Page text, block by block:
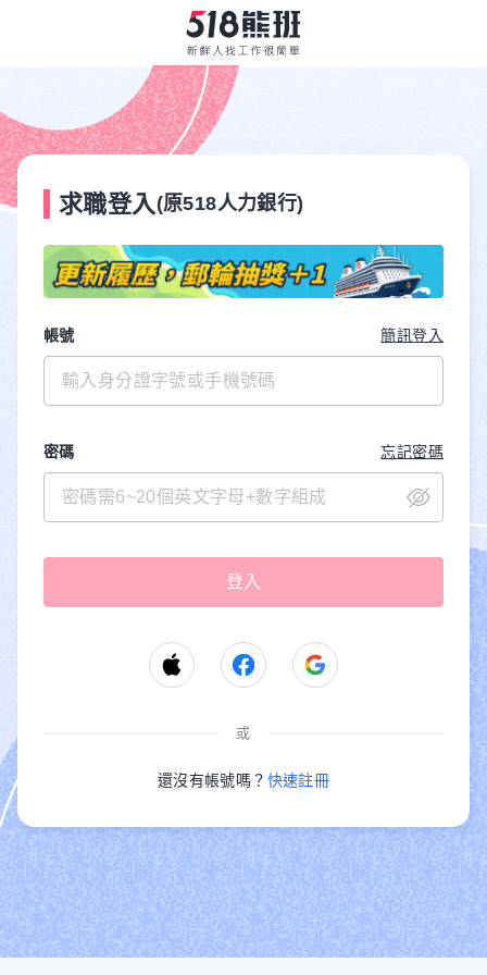
求職登入 (原518人力銀行)
帳號 簡訊登入
密碼 忘記密碼
或
還沒有帳號嗎？ 快速註冊